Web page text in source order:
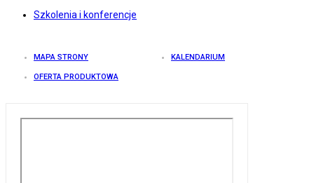
Szkolenia i konferencje
MAPA STRONY KALENDARIUM
OFERTA PRODUKTOWA